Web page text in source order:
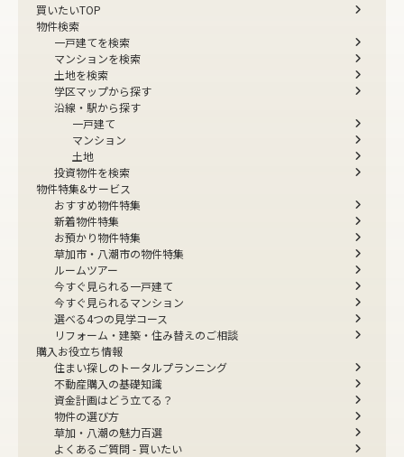
買いたいTOP
物件検索
一戸建てを検索
マンションを検索
土地を検索
学区マップから探す
沿線・駅から探す
一戸建て
マンション
土地
投資物件を検索
物件特集&サービス
おすすめ物件特集
新着物件特集
お預かり物件特集
草加市・八潮市の物件特集
ルームツアー
今すぐ見られる一戸建て
今すぐ見られるマンション
選べる4つの見学コース
リフォーム・建築・住み替えのご相談
購入お役立ち情報
住まい探しのトータルプランニング
不動産購入の基礎知識
資金計画はどう立てる？
物件の選び方
草加・八潮の魅力百選
よくあるご質問 - 買いたい